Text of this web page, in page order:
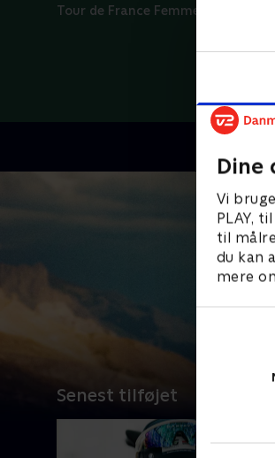
Dine
Vi
PLAY,
til
du kan
mere
Tour de France Femmes -
Senest tilføjet